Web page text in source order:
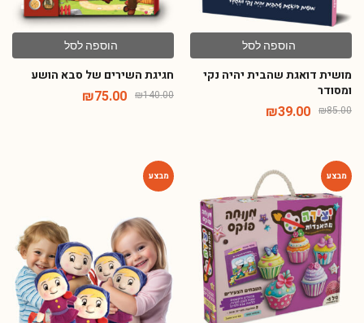
הוספה לסל
מושית דואגת שהבית יהיה נקי
ומסודר
₪85.00
₪39.00
הוספה לסל
חגיגת השירים של סבא הושע
₪75.00
-65%
הוספה לסל
-72%
הוספה לסל